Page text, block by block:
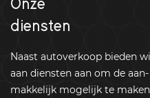
Onze
diensten
Naast autoverkoop bieden
aan diensten aan om de
makkelijk mogelijk te